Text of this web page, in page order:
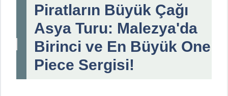
Piratların Büyük Çağı
Asya Turu: Malezya'da
Birinci ve En Büyük One
Piece Sergisi!